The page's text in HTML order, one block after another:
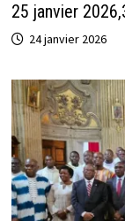
25 janvier
24 janvier 2026